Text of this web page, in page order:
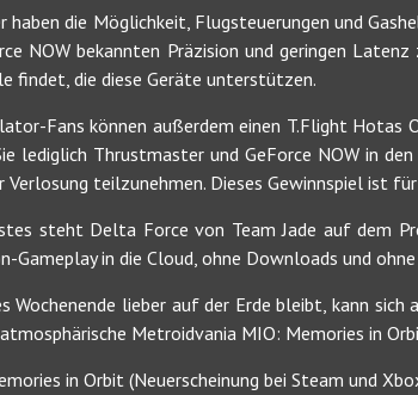
haben die Möglichkeit, Flugsteuerungen und
NOW bekannten Präzision und geringen
findet, die diese Geräte unterstützen.
Fans können außerdem einen T.Flight Hotas
lediglich Thrustmaster und GeForce NOW in
Verlosung teilzunehmen. Dieses Gewinnspiel ist
steht Delta Force von Team Jade auf dem
Gameplay in die Cloud, ohne Downloads und
Wochenende lieber auf der Erde bleibt, kann
Metroidvania MIO: Memories in
in Orbit (Neuerscheinung bei Steam und